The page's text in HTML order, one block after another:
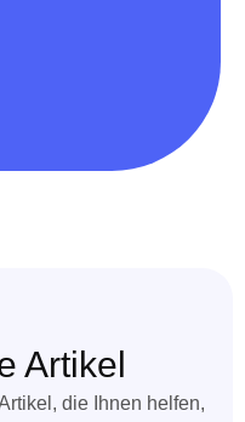
Artikel
die Ihnen helfen,